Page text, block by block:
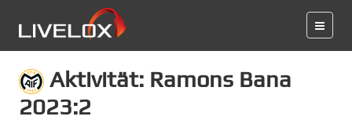
Aktivität: Ramons Bana
2023:2